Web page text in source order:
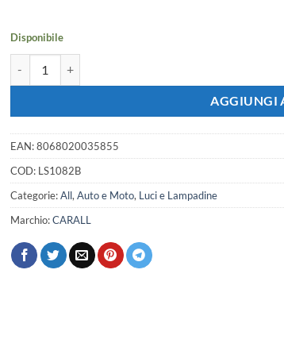
Disponibile
AGGIUNGI
EAN:8068020035855
COD: LS1082B
Categorie:All, Auto e Moto, Luci e Lampadine
Marchio:CARALL